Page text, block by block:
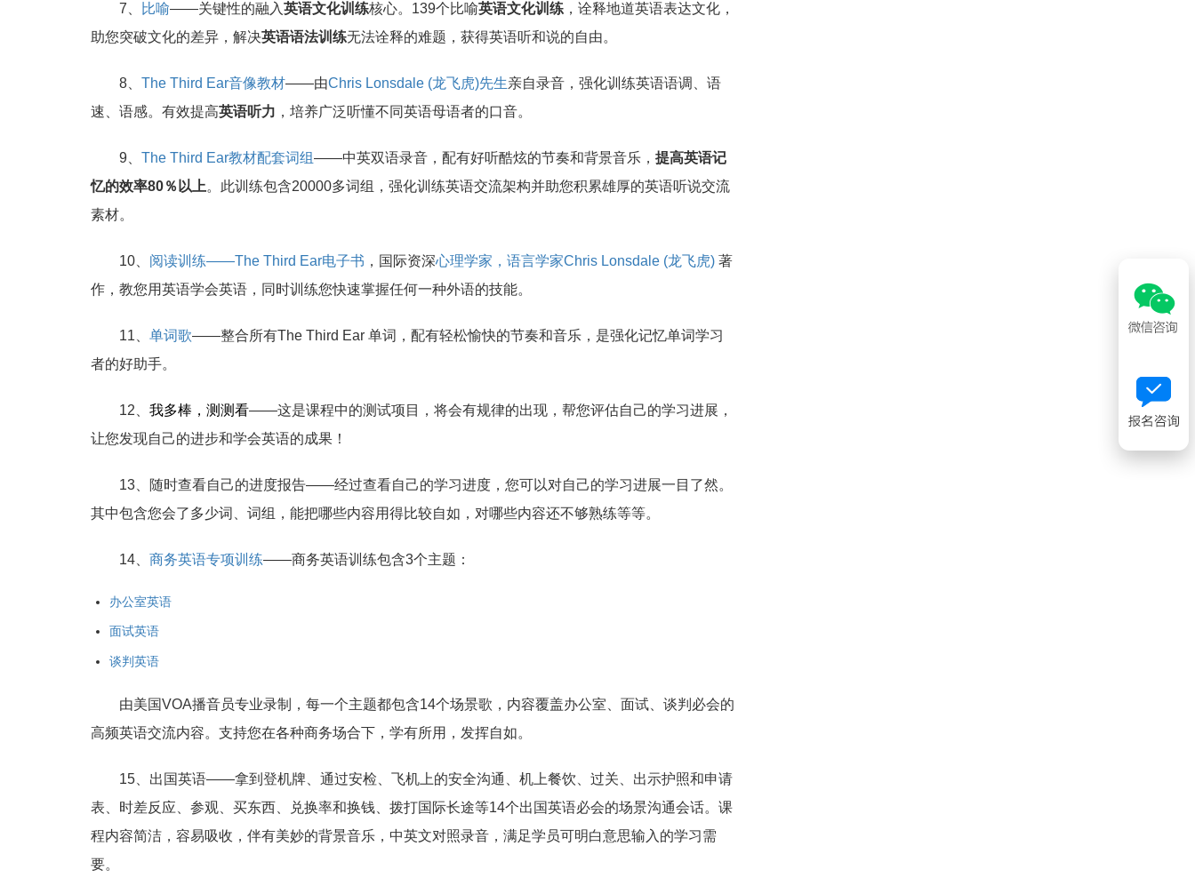
7、 比喻——关键性的融入英语文化训练核心。139个比喻英语文化训练 ，诠释地道英语表达文化，
助您突破文化的差异，解决英语语法训练无法诠释的难题，获得英语听和说的自由。
8、 The Third Ear音像教材——由Chris Lonsdale (龙飞虎)先生亲自录音，强化训练英语语调、语
速、语感。有效提高英语听力 ，培养广泛听懂不同英语母语者的口音。
9、 The Third Ear教材配套词组——中英双语录音，配有好听酷炫的节奏和背景音乐， 提高英语记
忆的效率80％以上。此训练包含20000多词组，强化训练英语交流架构并助您积累雄厚的英语听说交流
素材。
10、 阅读训练——The Third Ear电子书 ，国际资深心理学家，语言学家Chris Lonsdale (龙飞虎) 著
作，教您用英语学会英语，同时训练您快速掌握任何一种外语的技能。
11、 单词歌——整合所有The Third Ear 单词，配有轻松愉快的节奏和音乐，是强化记忆单词学习
者的好助手。
12、 我多棒，测测看——这是课程中的测试项目，将会有规律的出现，帮您评估自己的学习进展，
让您发现自己的进步和学会英语的成果！
13、随时查看自己的进度报告——经过查看自己的学习进度，您可以对自己的学习进展一目了然。
其中包含您会了多少词、词组，能把哪些内容用得比较自如，对哪些内容还不够熟练等等。
14、 商务英语专项训练——商务英语训练包含3个主题：
办公室英语
面试英语
谈判英语
由美国VOA播音员专业录制，每一个主题都包含14个场景歌，内容覆盖办公室、面试、谈判必会的
高频英语交流内容。支持您在各种商务场合下，学有所用，发挥自如。
15、出国英语——拿到登机牌、通过安检、飞机上的安全沟通、机上餐饮、过关、出示护照和申请
表、时差反应、参观、买东西、兑换率和换钱、拨打国际长途等14个出国英语必会的场景沟通会话。课
程内容简洁，容易吸收，伴有美妙的背景音乐，中英文对照录音，满足学员可明白意思输入的学习需
要。